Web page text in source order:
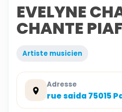
EVELYNE
CHANTE
Artiste musicien
Adresse
rue saida 75015